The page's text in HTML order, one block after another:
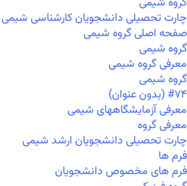
چارت تحصیلی دانشجویان کارشناسی شیمی
صفحه اصلی گروه شیمی
گروه شیمی
معرفی گروه شیمی
گروه شیمی
#۷۴ (بدون عنوان)
معرفی آزمایشگاههای شیمی
معرفی گروه
چارت تحصیلی دانشجویان ارشد شیمی
فرم ها
فرم های مخصوص دانشجویان